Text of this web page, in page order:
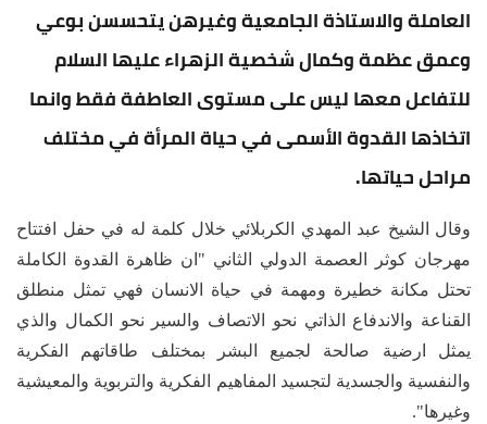
العاملة والاستاذة الجامعية وغيرهن يتحسسن بوعي
وعمق عظمة وكمال شخصية الزهراء عليها السلام
للتفاعل معها ليس على مستوى العاطفة فقط وانما
اتخاذها القدوة الأسمى في حياة المرأة في مختلف
مراحل حياتها.
وقال الشيخ عبد المهدي الكربلائي خلال كلمة له في حفل افتتاح
مهرجان كوثر العصمة الدولي الثاني "ان ظاهرة القدوة الكاملة
تحتل مكانة خطيرة ومهمة في حياة الانسان فهي تمثل منطلق
القناعة والاندفاع الذاتي نحو الاتصاف والسير نحو الكمال والذي
يمثل ارضية صالحة لجميع البشر بمختلف طاقاتهم الفكرية
والنفسية والجسدية لتجسيد المفاهيم الفكرية والتربوية والمعيشية
وغيرها".